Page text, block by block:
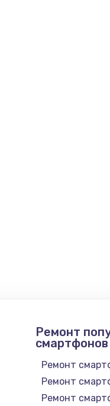
Ремонт
смартфонов
Ремонт
Ремонт
Ремонт